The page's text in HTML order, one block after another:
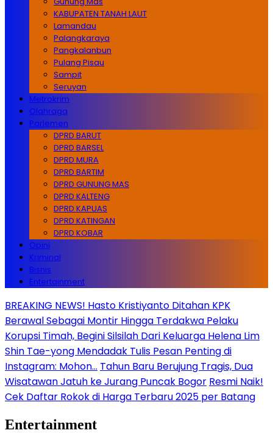
KABUPATEN TANAH LAUT
Lamandau
Palangkaraya
Pangkalanbun
Pulang Pisau
Sampit
Seruyan
Metrokrim
Olahraga
Parlemen
DPRD BARUT
DPRD BARSEL
DPRD MURA
DPRD BARTIM
DPRD GUNUNG MAS
DPRD KALTENG
DPRD KAPUAS
DPRD KATINGAN
DPRD KOBAR
Opini
Kriminal
Bisnis
Entertainment
BREAKING NEWS! Hasto Kristiyanto Ditahan KPK
Berawal Sebagai Montir Hingga Terdakwa Pelaku
Korupsi Timah, Begini Silsilah Dari Keluarga Helena Lim
Shin Tae-yong Mendadak Tulis Pesan Penting di
Instagram: Mohon… Tahun Baru Berujung Tragis, Dua
Wisatawan Jatuh ke Jurang Puncak Bogor Resmi Naik!
Cek Daftar Rokok di Harga Terbaru 2025 per Batang
Entertainment